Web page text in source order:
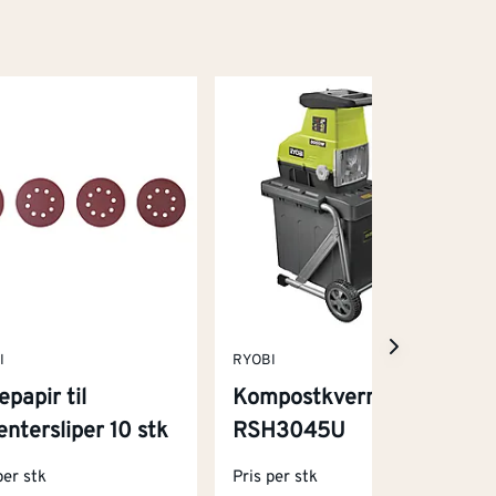
til
10 stk
stk
RYOBI
Kompostkvern
RSH3045U
Pris per stk